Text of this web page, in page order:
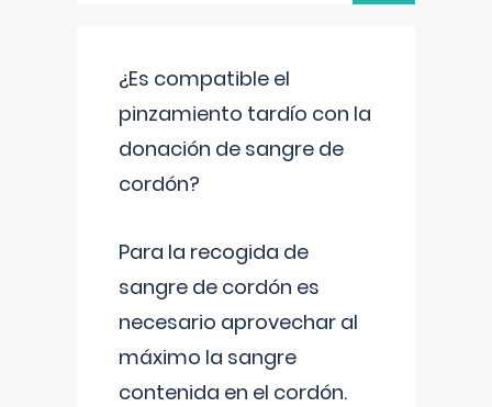
¿Es compatible el
pinzamiento tardío con la
donación de sangre de
cordón?
Para la recogida de
sangre de cordón es
necesario aprovechar al
máximo la sangre
contenida en el cordón.